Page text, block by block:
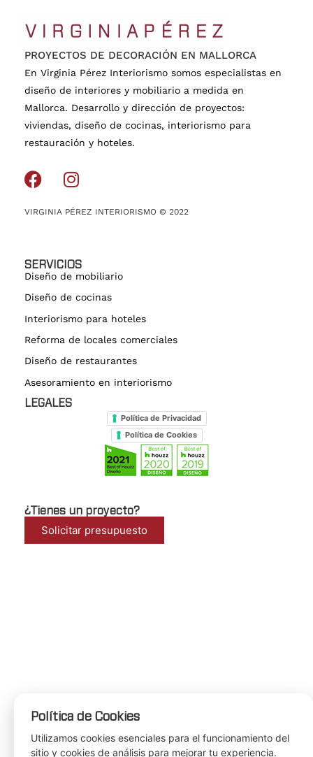
PROYECTOS DE DECORACIÓN EN MALLORCA
En Virginia Pérez Interiorismo somos especialistas en
diseño de interiores y mobiliario a medida en
Mallorca. Desarrollo y dirección de proyectos:
viviendas, diseño de cocinas, interiorismo para
restauración y hoteles.
VIRGINIA PÉREZ INTERIORISMO © 2022
SERVICIOS
Diseño de mobiliario
Diseño de cocinas
Interiorismo para hoteles
Reforma de locales comerciales
Diseño de restaurantes
Asesoramiento en interiorismo
LEGALES
Política de Privacidad
Política de Cookies
¿Tienes un proyecto?
Solicitar presupuesto
Política de Cookies
Utilizamos cookies esenciales para el funcionamiento del
sitio y cookies de análisis para mejorar tu experiencia.